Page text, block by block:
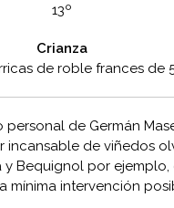
13º
Crianza
de roble frances de
de Germán
incansable de viñedos
Bequignol por
mínima intervención